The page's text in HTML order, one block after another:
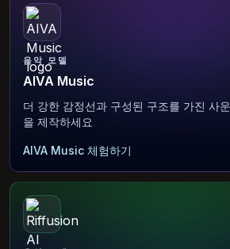
음악 모델
AIVA Music
더 강한 감정선과 구성된 구조를 가진 사
을 제작하세요
AIVA Music 체험하기